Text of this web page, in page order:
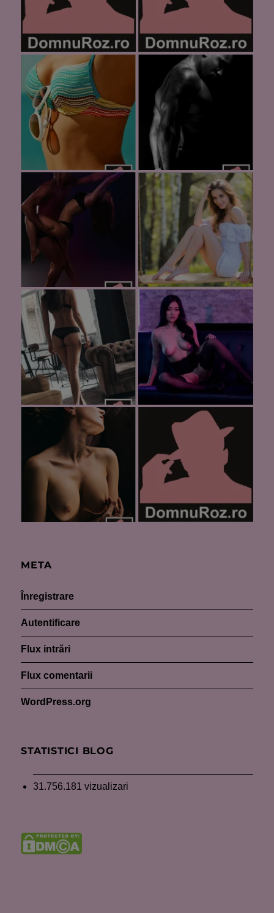
META
Înregistrare
Autentificare
Flux intrări
Flux comentarii
WordPress.org
STATISTICI BLOG
31.756.181 vizualizari